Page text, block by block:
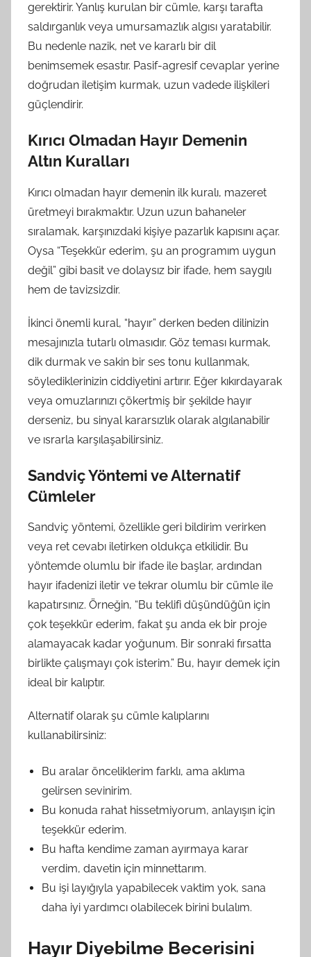
gerektirir. Yanlış kurulan bir cümle, karşı tarafta
saldırganlık veya umursamazlık algısı yaratabilir.
Bu nedenle nazik, net ve kararlı bir dil
benimsemek esastır. Pasif-agresif cevaplar yerine
doğrudan iletişim kurmak, uzun vadede ilişkileri
güçlendirir.
Kırıcı Olmadan Hayır Demenin
Altın Kuralları
Kırıcı olmadan hayır demenin ilk kuralı, mazeret
üretmeyi bırakmaktır. Uzun uzun bahaneler
sıralamak, karşınızdaki kişiye pazarlık kapısını açar.
Oysa “Teşekkür ederim, şu an programım uygun
değil” gibi basit ve dolaysız bir ifade, hem saygılı
hem de tavizsizdir.
İkinci önemli kural, “hayır” derken beden dilinizin
mesajınızla tutarlı olmasıdır. Göz teması kurmak,
dik durmak ve sakin bir ses tonu kullanmak,
söylediklerinizin ciddiyetini artırır. Eğer kıkırdayarak
veya omuzlarınızı çökertmiş bir şekilde hayır
derseniz, bu sinyal kararsızlık olarak algılanabilir
ve ısrarla karşılaşabilirsiniz.
Sandviç Yöntemi ve Alternatif
Cümleler
Sandviç yöntemi, özellikle geri bildirim verirken
veya ret cevabı iletirken oldukça etkilidir. Bu
yöntemde olumlu bir ifade ile başlar, ardından
hayır ifadenizi iletir ve tekrar olumlu bir cümle ile
kapatırsınız. Örneğin, “Bu teklifi düşündüğün için
çok teşekkür ederim, fakat şu anda ek bir proje
alamayacak kadar yoğunum. Bir sonraki fırsatta
birlikte çalışmayı çok isterim.” Bu, hayır demek için
ideal bir kalıptır.
Alternatif olarak şu cümle kalıplarını
kullanabilirsiniz:
Bu aralar önceliklerim farklı, ama aklıma
gelirsen sevinirim.
Bu konuda rahat hissetmiyorum, anlayışın için
teşekkür ederim.
Bu hafta kendime zaman ayırmaya karar
verdim, davetin için minnettarım.
Bu işi layığıyla yapabilecek vaktim yok, sana
daha iyi yardımcı olabilecek birini bulalım.
Hayır Diyebilme Becerisini